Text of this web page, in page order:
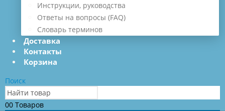
Инструкции, руководства
Ответы на вопросы (FAQ)
Словарь терминов
Доставка
Контакты
Корзина
Поиск
00 Товаров